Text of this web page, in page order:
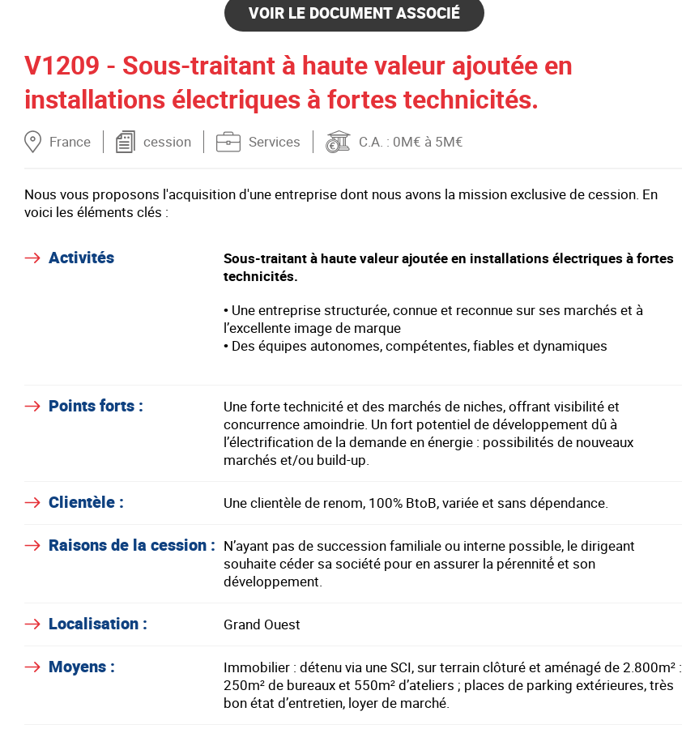
VOIR LE DOCUMENT ASSOCIÉ
V1209 - Sous-traitant à haute valeur ajoutée en
installations électriques à fortes technicités.
France cession Services C.A. : 0M€ à 5M€
Nous vous proposons l'acquisition d'une entreprise dont nous avons la mission exclusive de cession. En
voici les éléments clés :
Activités
Sous-traitant à haute valeur ajoutée en installations électriques à fortes
technicités.
• Une entreprise structurée, connue et reconnue sur ses marchés et à
l’excellente image de marque
• Des équipes autonomes, compétentes, fiables et dynamiques
Points forts :
Une forte technicité et des marchés de niches, offrant visibilité et
concurrence amoindrie. Un fort potentiel de développement dû à
l’électrification de la demande en énergie : possibilités de nouveaux
marchés et/ou build-up.
Clientèle : Une clientèle de renom, 100% BtoB, variée et sans dépendance.
Raisons de la cession : N’ayant pas de succession familiale ou interne possible, le dirigeant
souhaite céder sa société pour en assurer la pérennité́ et son
développement.
Localisation : Grand Ouest
Moyens :
Immobilier : détenu via une SCI, sur terrain clôturé et aménagé de 2.800m² :
250m² de bureaux et 550m² d’ateliers ; places de parking extérieures, très
bon état d’entretien, loyer de marché.